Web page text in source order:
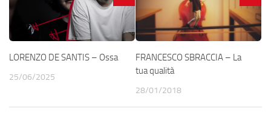
LORENZO DE SANTIS – Ossa
25/06/2025
FRANCESCO SBRACCIA – La
tua qualità
28/01/2018